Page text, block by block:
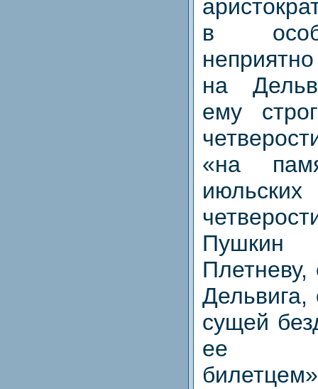
в
на
ему
«на
Дельвига,
сущей
ее